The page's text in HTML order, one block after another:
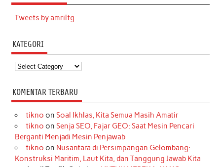
Tweets by amriltg
KATEGORI
Kategori
KOMENTAR TERBARU
tikno on Soal Ikhlas, Kita Semua Masih Amatir
tikno on Senja SEO, Fajar GEO: Saat Mesin Pencari
Berganti Menjadi Mesin Penjawab
tikno on Nusantara di Persimpangan Gelombang:
Konstruksi Maritim, Laut Kita, dan Tanggung Jawab Kita